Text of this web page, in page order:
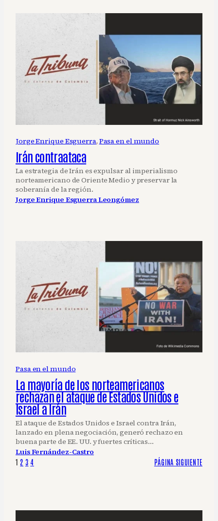
Jorge Enrique Esguerra, Pasa en el mundo
Irán contraataca
La estrategia de Irán es expulsar al imperialismo
norteamericano de Oriente Medio y preservar la
soberanía de la región.
Jorge Enrique Esguerra Leongómez
Pasa en el mundo
La mayoría de los norteamericanos
rechazan el ataque de Estados Unidos e
Israel a Irán
El ataque de Estados Unidos e Israel contra Irán,
lanzado en plena negociación, generó rechazo en
buena parte de EE. UU. y fuertes críticas…
Luis Fernández-Castro
1 2 3 4 PÁGINA SIGUIENTE